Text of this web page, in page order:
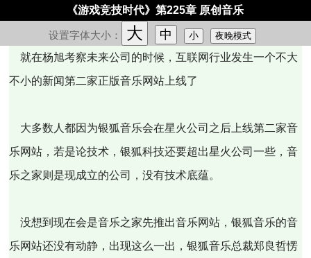
《游戏竞技时代》第225章 原创音乐
设置字体大小： 大 中 小 夜晚模式
就在杨旭考察未来公司的时候，互联网行业发生一个不大
不小的新闻第二家正版音乐网站上线了
大多数人都因为银狐音乐会在星火公司之后上线第二家音
乐网站，若是论技术，银狐科技还要超出星火公司一些，音
乐之家则是现成立的公司，没有技术底蕴。
没想到现在会是音乐之家先推出音乐网站，银狐音乐的音
乐网站还没有动静，出现这么一出，银狐音乐总裁郑良哲愣